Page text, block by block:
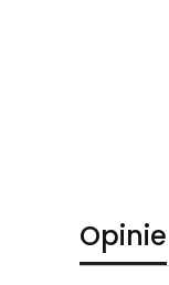
Opinie